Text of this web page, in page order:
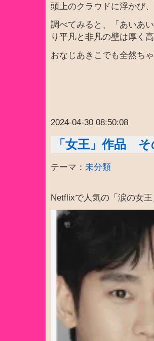
頭上のクラウドに浮かび、
調べてみると、「あいあ
り平凡と非凡の壁は厚く高
おなじあきこでも全然ち
2024-04-30 08:50:08
「女王」作品
テーマ： 未分類
Netflixで人気の「涙の女